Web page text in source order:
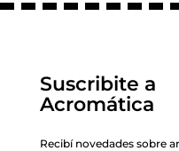
Suscribite a
Acromática
Recibí novedades sobre